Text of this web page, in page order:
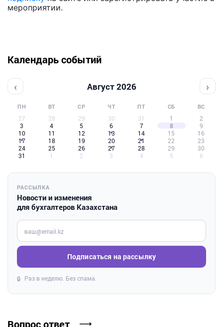
мероприятии.
Календарь событий
‹ Август 2026 ›
ПН ВТ СР ЧТ ПТ СБ ВС
27 28 29 30 31 1
2
3
4 5 6 7 8
9
10
11 12 13 14 15
16
17
18 19 20 21 22
23
24
25 26 27 28 29
30
31
1 2 3 4 5 6
РАССЫЛКА
Новости и изменения
для бухгалтеров Казахстана
Введите ваш e-mail
Подписаться на рассылку
🔒 Раз в неделю. Без спама.
Вопрос ответ